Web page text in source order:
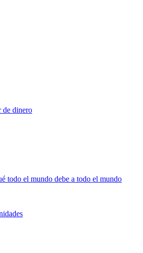
de dinero
todo el mundo debe a todo el mundo